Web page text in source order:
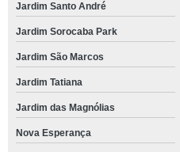
Jardim Santo André
Jardim Sorocaba Park
Jardim São Marcos
Jardim Tatiana
Jardim das Magnólias
Nova Esperança